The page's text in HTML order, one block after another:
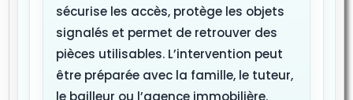
sécurise les accès, protège les objets
signalés et permet de retrouver des
pièces utilisables. L’intervention peut
être préparée avec la famille, le tuteur,
le bailleur ou l’agence immobilière.